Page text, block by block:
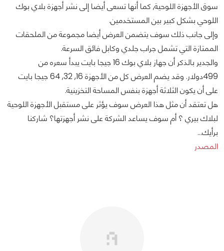
سوق الأجهزة اللوحية, كما أنها تسعى أيضا إلى نشر أجهزة بلاي بوك
اللوحي بشكل كبير بين المستخدمين.
وإلى جانب ذلك سوف يتضمن العرض أيضا مجموعة من الملحقات
الممتازة التي تشمل جراب جلدي وكابل فائق السرعة.
والجدير بالذكر أن جهاز بلاي بوك 16 جيجا بايت يبدأ سعره من
499دولار. وقد يضم العرض كل من الأجهزة 16, 32, 64 جيجا بايت
على أن يكون الثلاثة أجهزة بنفس المساحة التخزينية.
هل تعتقد أن مثل هذا العرض سوف يؤثر على مستقبل الأجهزة اللوحية
لبلاك بيري ؟ أم سوف يساعد الشركة على نشر أجهزتها؟ شاركنا
برأيك...
المصدر